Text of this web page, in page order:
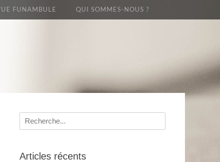
FUNAMBULE QUI SOMMES-NOUS ?
Recherche
pour
Articles récents